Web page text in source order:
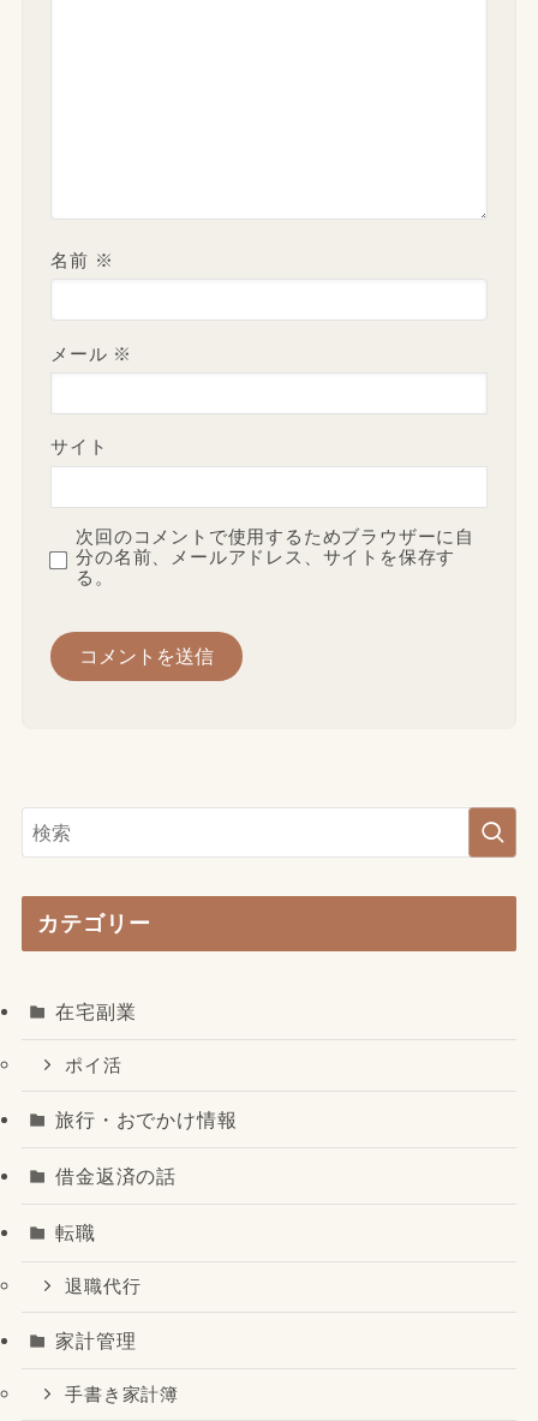
名前 ※
メール ※
サイト
次回のコメントで使用するためブラウザーに自
分の名前、メールアドレス、サイトを保存す
る。
カテゴリー
在宅副業
ポイ活
旅行・おでかけ情報
借金返済の話
転職
退職代行
家計管理
手書き家計簿